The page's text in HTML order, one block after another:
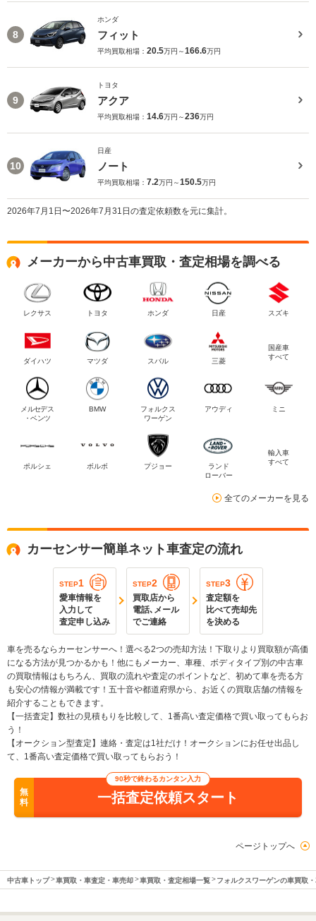
8
ホンダ
フィット
平均買取相場： 20.5万円～166.6万円
9
トヨタ
アクア
平均買取相場： 14.6万円～236万円
10
日産
ノート
平均買取相場： 7.2万円～150.5万円
2026年7月1日〜2026年7月31日の査定依頼数を元に集計。
メーカーから中古車買取・査定相場を調べる
レクサス トヨタ ホンダ 日産 スズキ
ダイハツ マツダ スバル 三菱
国産車
すべて
メルセデス
・ベンツ
BMW
フォルクス
ワーゲン
アウディ ミニ
ポルシェ ボルボ プジョー
ランド
ローバー
輸入車
すべて
全てのメーカーを見る
カーセンサー簡単ネット車査定の流れ
STEP1
愛車情報を
入力して
査定申し込み
STEP2
買取店から
電話､メール
でご連絡
STEP3
査定額を
比べて売却先
を決める
車を売るならカーセンサーへ！選べる2つの売却方法！下取りより買取額が高価
になる方法が見つかるかも！他にもメーカー、車種、ボディタイプ別の中古車
の買取情報はもちろん、買取の流れや査定のポイントなど、初めて車を売る方
も安心の情報が満載です！五十音や都道府県から、お近くの買取店舗の情報を
紹介することもできます。
【一括査定】数社の見積もりを比較して、1番高い査定価格で買い取ってもらお
う！
【オークション型査定】連絡・査定は1社だけ！オークションにお任せ出品し
て、1番高い査定価格で買い取ってもらおう！
無
料
90秒で終わるカンタン入力
一括査定依頼スタート
ページトップへ
中古車トップ 車買取・車査定・車売却 車買取・査定相場一覧 フォルクスワーゲンの車買取